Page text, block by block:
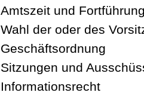
Amtszeit und
Wahl der oder des
Geschäftsordnung
Sitzungen und
Informationsrecht